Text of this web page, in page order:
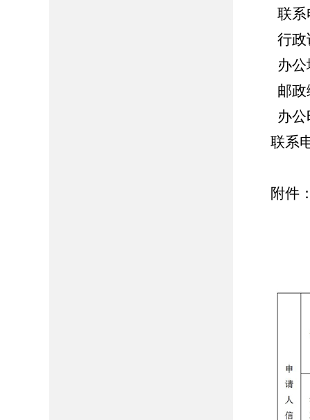
联系电
行政诉
办公地
邮政
办公时
联系
附件